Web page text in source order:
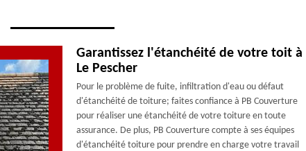
Garantissez l'étanchéité de votre toit à
Le Pescher
Pour le problème de fuite, infiltration d'eau ou défaut
d'étanchéité de toiture; faites confiance à PB Couverture
pour réaliser une étanchéité de votre toiture en toute
assurance. De plus, PB Couverture compte à ses équipes
d'étanchéité toiture pour prendre en charge votre travail